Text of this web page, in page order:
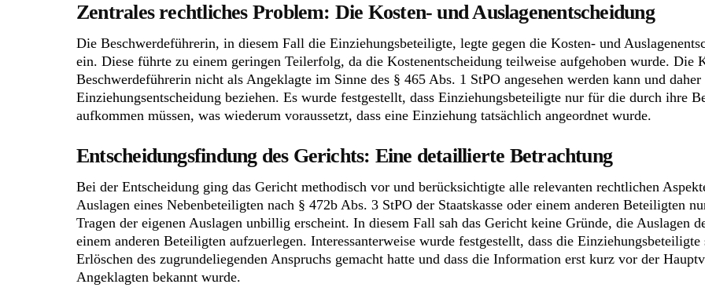
Zentrales rechtliches Problem: Die Kosten- und Auslagenentscheidung
Die Beschwerdeführerin, in diesem Fall die Einziehungsbeteiligte, legte gegen die Kosten- und
ein. Diese führte zu einem geringen Teilerfolg, da die Kostenentscheidung teilweise aufgehoben wurde. Die
Beschwerdeführerin nicht als Angeklagte im Sinne des § 465 Abs. 1 StPO angesehen werden kann und
Einziehungsentscheidung beziehen. Es wurde festgestellt, dass Einziehungsbeteiligte nur für die durch ihre
aufkommen müssen, was wiederum voraussetzt, dass eine Einziehung tatsächlich angeordnet wurde.
Entscheidungsfindung des Gerichts: Eine detaillierte Betrachtung
Bei der Entscheidung ging das Gericht methodisch vor und berücksichtigte alle relevanten rechtlichen
Auslagen eines Nebenbeteiligten nach § 472b Abs. 3 StPO der Staatskasse oder einem anderen Beteiligten
Tragen der eigenen Auslagen unbillig erscheint. In diesem Fall sah das Gericht keine Gründe, die Auslagen
einem anderen Beteiligten aufzuerlegen. Interessanterweise wurde festgestellt, dass die
Erlöschen des zugrundeliegenden Anspruchs gemacht hatte und dass die Information erst kurz vor der
Angeklagten bekannt wurde.